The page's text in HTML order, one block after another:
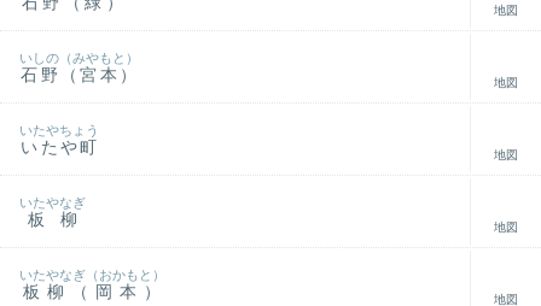
地図
石野（宮本）
いしの（みやもと）
地図
いたや町
いたやちょう
地図
板柳
いたやなぎ
地図
板柳（岡本）
いたやなぎ（おかもと）
地図